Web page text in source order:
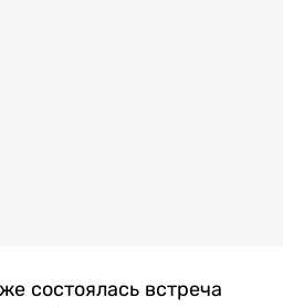
состоялась встреча